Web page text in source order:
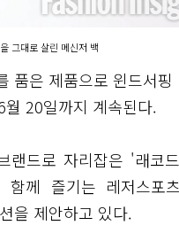
그대로 살린 메신저 백
품은 제품으로 윈드서
20일까지 계속된다.
드로 자리잡은 '래코
께 즐기는 레저스
을 제안하고 있다.